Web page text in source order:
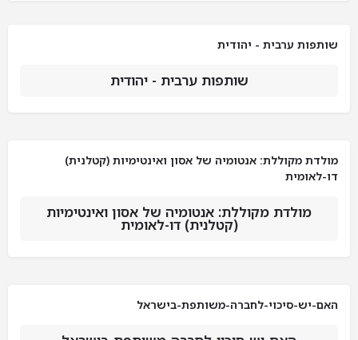
שותפות ערבית - יהודית
שותפות ערבית - יהודית
מולדת מקוללת: אנטומיה של אסון ואינטימיות (קטלנית)
דו-לאומית
מולדת מקוללת: אנטומיה של אסון ואינטימיות
(קטלנית) דו-לאומית
האם-יש-סיכוי-לחברה-משותפת-בישראל